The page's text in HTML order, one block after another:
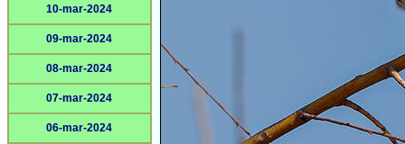
10-mar-2024
09-mar-2024
08-mar-2024
07-mar-2024
06-mar-2024